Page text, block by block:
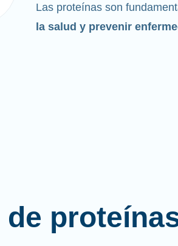
Las proteínas son
la salud y prevenir